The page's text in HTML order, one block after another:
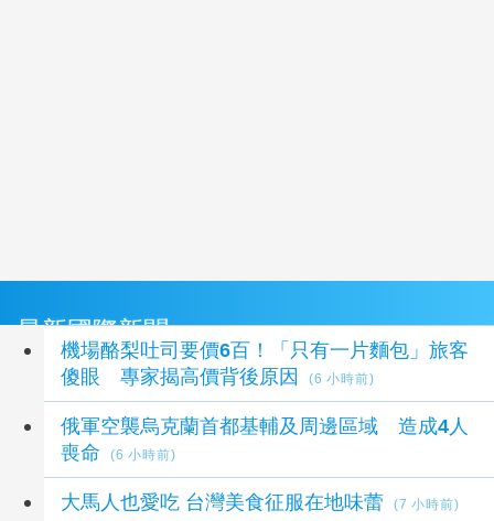
最新國際新聞
機場酪梨吐司要價6百！「只有一片麵包」旅客
傻眼 專家揭高價背後原因
(6 小時前)
俄軍空襲烏克蘭首都基輔及周邊區域 造成4人
喪命
(6 小時前)
大馬人也愛吃 台灣美食征服在地味蕾 (7 小時前)